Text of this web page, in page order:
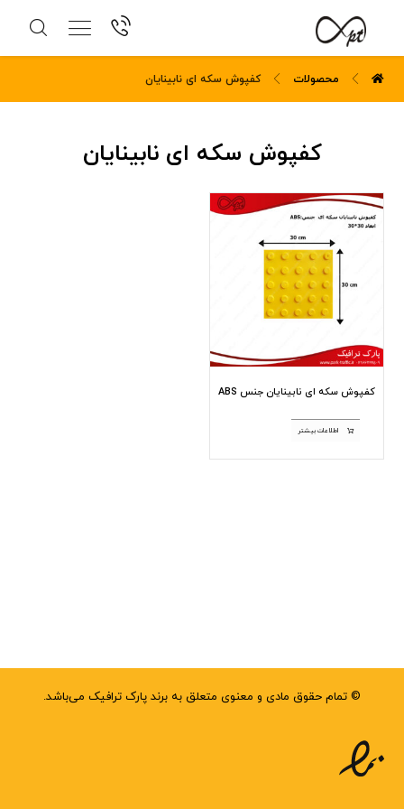
محصولات کفپوش سکه ای نابینایان
کفپوش سکه ای نابینایان
کفپوش سکه ای نابینایان جنس ABS
اطلاعات بیشتر
© تمام حقوق مادی و معنوی متعلق به برند پارک ترافیک می‌باشد.